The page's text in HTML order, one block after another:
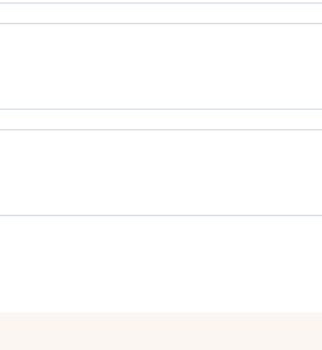
do bardziej złożonych
glycol/ trimellitic anhydride
glycol dibenzoate, Phthalic
dimethanol copolymer,
oil, Tin oxide, Glycolipids,
Głębię koloru uzyskasz